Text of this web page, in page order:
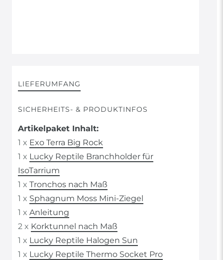
LIEFERUMFANG
SICHERHEITS- & PRODUKTINFOS
Artikelpaket Inhalt:
1 x Exo Terra Big Rock
1 x Lucky Reptile Branchholder für
IsoTarrium
1 x Tronchos nach Maß
1 x Sphagnum Moss Mini-Ziegel
1 x Anleitung
2 x Korktunnel nach Maß
1 x Lucky Reptile Halogen Sun
1 x Lucky Reptile Thermo Socket Pro